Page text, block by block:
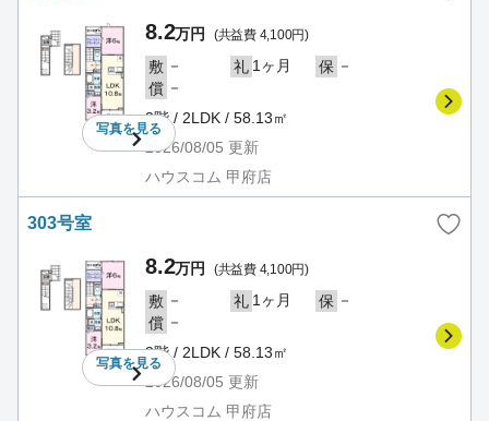
写真を見る
8.2万円 (共益費 4,100円)
敷 － 礼 1ヶ月 保 －
償 －
3階 / 2LDK / 58.13㎡
2026/08/05 更新
ハウスコム 甲府店
303号室
写真を見る
8.2万円 (共益費 4,100円)
敷 － 礼 1ヶ月 保 －
償 －
3階 / 2LDK / 58.13㎡
2026/08/05 更新
ハウスコム 甲府店